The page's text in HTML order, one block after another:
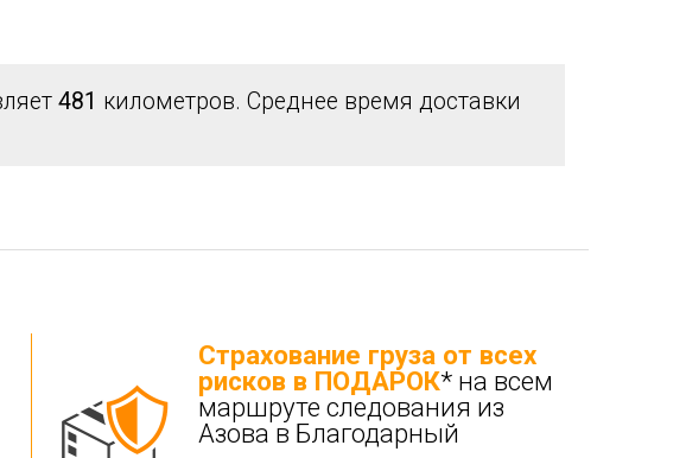
481 километров. Среднее время доставки
Страхование груза от всех
рисков в ПОДАРОК* на всем
маршруте следования из
Азова в Благодарный